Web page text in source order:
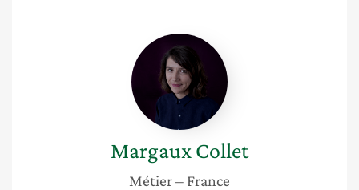
Margaux
Collet
MargauxCollet
Métier– France